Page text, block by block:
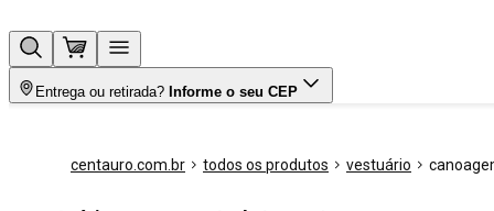
Entrega ou retirada? Informe o seu CEP
centauro.com.br todos os produtos vestuário